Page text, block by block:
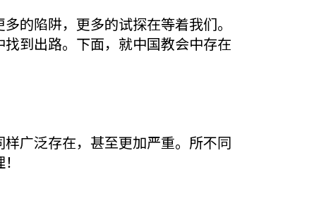
的陷阱，更多的试探在等着我们。
到出路。下面，就中国教会中存在
广泛存在，甚至更加严重。所不同